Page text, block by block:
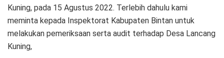
Kuning, pada 15 Agustus 2022. Terlebih dahulu kami
meminta kepada Inspektorat Kabupaten Bintan untuk
melakukan pemeriksaan serta audit terhadap Desa Lancang
Kuning,